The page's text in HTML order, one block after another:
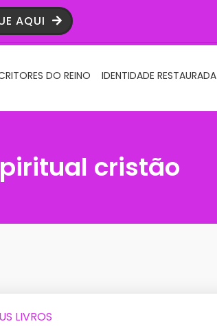
AQUI
DO REINO IDENTIDADE RESTAURADA
cristão
LIVROS